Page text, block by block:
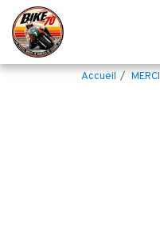
Accueil MERCI